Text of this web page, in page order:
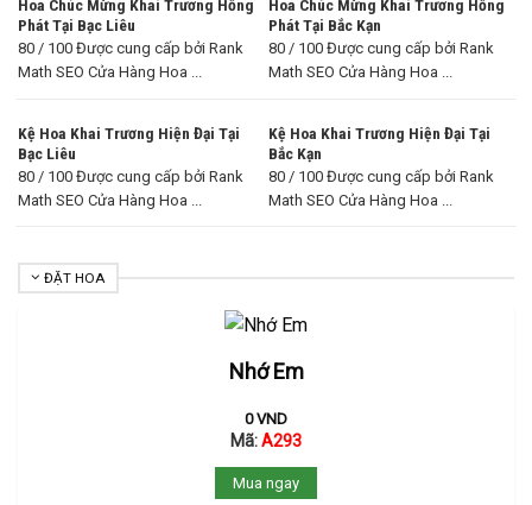
Hoa Chúc Mừng Khai Trương Hồng
Phát Tại Bạc Liêu
80 / 100 Được cung cấp bởi Rank
Math SEO Cửa Hàng Hoa ...
Hoa Chúc Mừng Khai Trương Hồng
Phát Tại Bắc Kạn
80 / 100 Được cung cấp bởi Rank
Math SEO Cửa Hàng Hoa ...
Kệ Hoa Khai Trương Hiện Đại Tại
Bạc Liêu
80 / 100 Được cung cấp bởi Rank
Math SEO Cửa Hàng Hoa ...
Kệ Hoa Khai Trương Hiện Đại Tại
Bắc Kạn
80 / 100 Được cung cấp bởi Rank
Math SEO Cửa Hàng Hoa ...
ĐẶT HOA
Nhớ Em
0VND
Mã:A293
Mua ngay